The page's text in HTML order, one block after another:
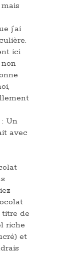
j’ai
ici
: Un
avec
titre de
riche
et